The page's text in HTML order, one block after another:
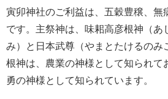
寅卯神社のご利益は、五穀豊穣、無
です。主祭神は、味耜高彦根神（あ
み）と日本武尊（やまとたけるのみ
根神は、農業の神様として知られて
勇の神様として知られています。